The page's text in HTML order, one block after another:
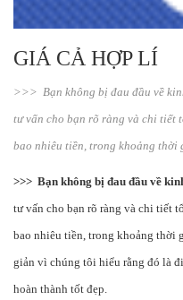
GIÁ CẢ HỢP LÍ
>>> Bạn không bị đau đầu về
tư vấn cho bạn rõ ràng và chi tiết
bao nhiêu tiền, trong khoảng thời
>>> Bạn không bị đau đầu về
tư vấn cho bạn rõ ràng và chi tiết
bao nhiêu tiền, trong khoảng thời
giản vì chúng tôi hiểu rằng đó là
hoàn thành tốt đẹp.